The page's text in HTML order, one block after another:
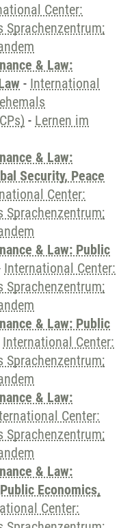
Center:
Sprachenzentrum;
& Law:
- International
- Lernen im
& Law:
Security, Peace
Center:
Sprachenzentrum;
& Law: Public
International Center:
Sprachenzentrum;
& Law: Public
International Center:
Sprachenzentrum;
& Law:
Center:
Sprachenzentrum;
& Law:
Economics,
Center: